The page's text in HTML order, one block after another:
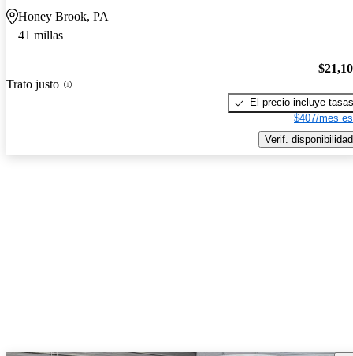
Honey Brook, PA
41 millas
Trato justo
El precio incluye tasas
$407/mes
Verif. disponibilidad